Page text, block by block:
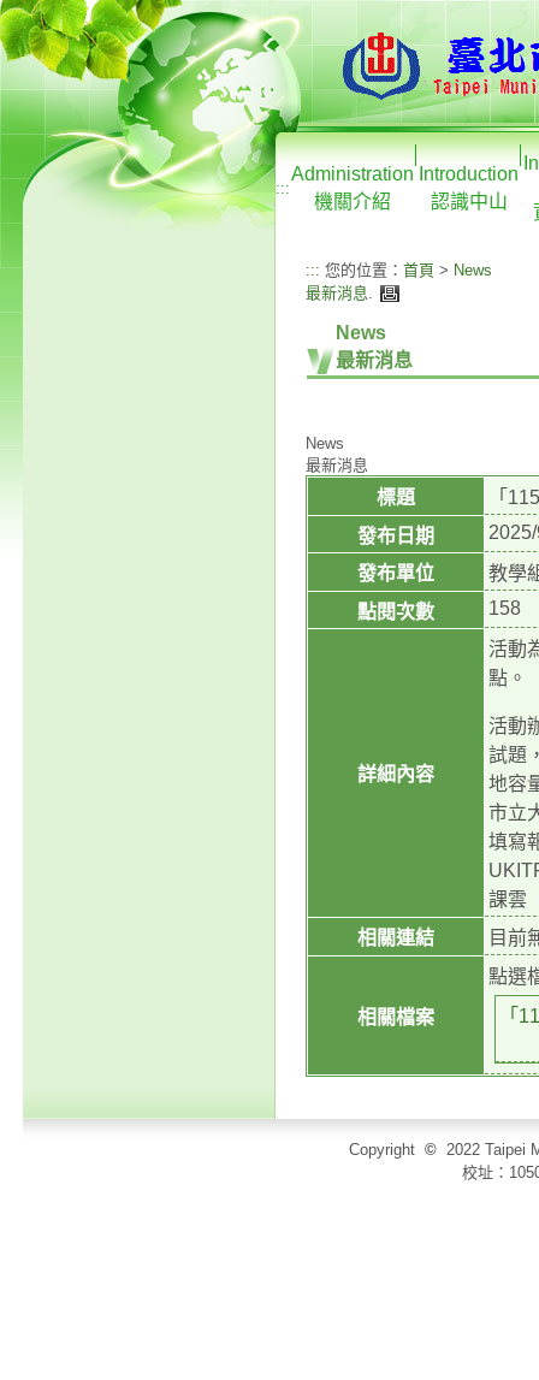
:::
Administration
機關介紹
Introduction
認識中山
::: 您的位置： 首頁 > News
最新消息.
News
最新消息
News
最新消息
標題
「
發布日期
發布單位
教學
點閱次數
158
詳細內容
活動
點。
活動
試題
地容
市立
填寫
課雲
相關連結
目前
相關檔案
點選
「
Copyright © 2022 Taipei
校址：